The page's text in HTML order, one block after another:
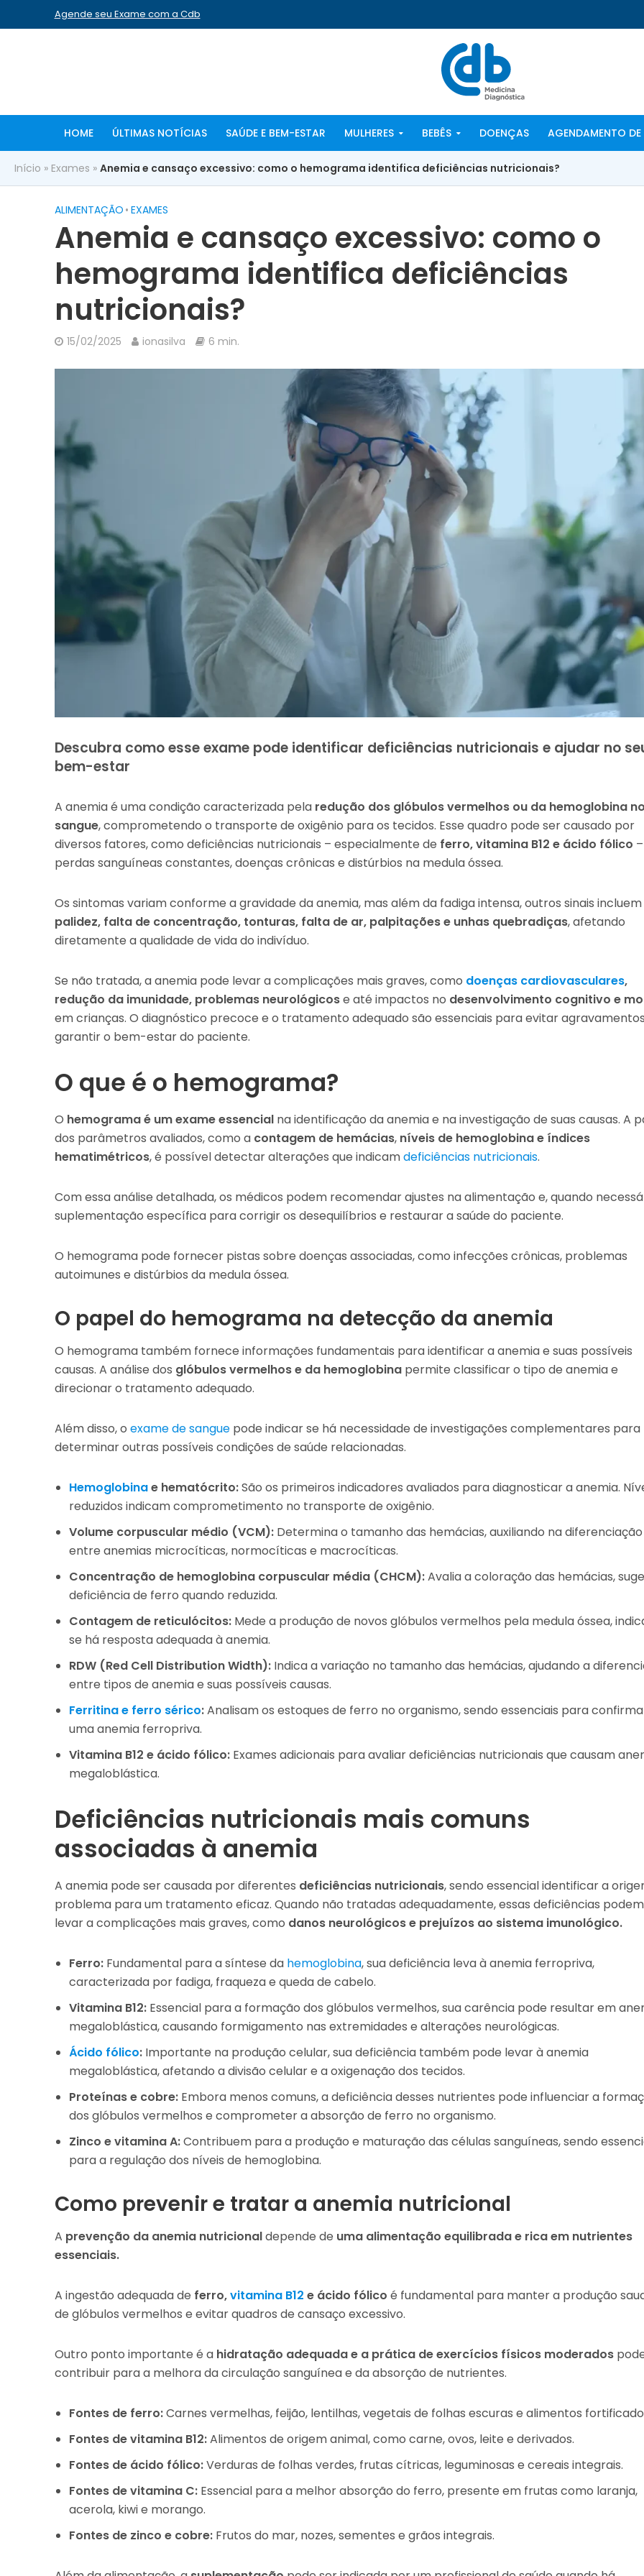
Agende seu Exame com a Cdb
HOME ÚLTIMAS NOTÍCIAS SAÚDE E BEM-ESTAR MULHERES BEBÊS DOENÇAS AGENDAMENTO DE
Início » Exames » Anemia e cansaço excessivo: como o hemograma identifica deficiências nutricionais?
ALIMENTAÇÃO • EXAMES
Anemia e cansaço excessivo: como o
hemograma identifica deficiências
nutricionais?
15/02/2025 ionasilva 6 min.
Descubra como esse exame pode identificar deficiências nutricionais e ajudar no
bem-estar
A anemia é uma condição caracterizada pela redução dos glóbulos vermelhos ou da hemoglobina
sangue, comprometendo o transporte de oxigênio para os tecidos. Esse quadro pode ser causado por
diversos fatores, como deficiências nutricionais – especialmente de ferro, vitamina B12 e ácido fólico –
perdas sanguíneas constantes, doenças crônicas e distúrbios na medula óssea.
Os sintomas variam conforme a gravidade da anemia, mas além da fadiga intensa, outros sinais incluem
palidez, falta de concentração, tonturas, falta de ar, palpitações e unhas quebradiças, afetando
diretamente a qualidade de vida do indivíduo.
Se não tratada, a anemia pode levar a complicações mais graves, como doenças cardiovasculares,
redução da imunidade, problemas neurológicose até impactos no desenvolvimento cognitivo e
em crianças. O diagnóstico precoce e o tratamento adequado são essenciais para evitar
garantir o bem-estar do paciente.
O que é o hemograma?
O hemograma é um exame essencialna identificação da anemia e na investigação de suas causas. A
dos parâmetros avaliados, como a contagem de hemácias, níveis de hemoglobina e índices
hematimétricos, é possível detectar alterações que indicamdeficiências nutricionais.
Com essa análise detalhada, os médicos podem recomendar ajustes na alimentação e, quando
suplementação específica para corrigir os desequilíbrios e restaurar a saúde do paciente.
O hemograma pode fornecer pistas sobre doenças associadas, como infecções crônicas, problemas
autoimunes e distúrbios da medula óssea.
O papel do hemograma na detecção da anemia
O hemograma também fornece informações fundamentais para identificar a anemia e suas possíveis
causas. A análise dos glóbulos vermelhos e da hemoglobinapermite classificar o tipo de anemia e
direcionar o tratamento adequado.
Além disso, o exame de sanguepode indicar se há necessidade de investigações complementares para
determinar outras possíveis condições de saúde relacionadas.
Hemoglobinae hematócrito:São os primeiros indicadores avaliados para diagnosticar a anemia.
reduzidos indicam comprometimento no transporte de oxigênio.
Volume corpuscular médio (VCM):Determina o tamanho das hemácias, auxiliando na diferenciação
entre anemias microcíticas, normocíticas e macrocíticas.
Concentração de hemoglobina corpuscular média (CHCM):Avalia a coloração das hemácias,
deficiência de ferro quando reduzida.
Contagem de reticulócitos:Mede a produção de novos glóbulos vermelhos pela medula óssea,
se há resposta adequada à anemia.
RDW (Red Cell Distribution Width):Indica a variação no tamanho das hemácias, ajudando a
entre tipos de anemia e suas possíveis causas.
Ferritina e ferro sérico:Analisam os estoques de ferro no organismo, sendo essenciais para
uma anemia ferropriva.
Vitamina B12 e ácido fólico:Exames adicionais para avaliar deficiências nutricionais que causam
megaloblástica.
Deficiências nutricionais mais comuns
associadas à anemia
A anemia pode ser causada por diferentes deficiências nutricionais, sendo essencial identificar a
problema para um tratamento eficaz. Quando não tratadas adequadamente, essas deficiências podem
levar a complicações mais graves, como danos neurológicos e prejuízos ao sistema imunológico.
Ferro:Fundamental para a síntese da hemoglobina, sua deficiência leva à anemia ferropriva,
caracterizada por fadiga, fraqueza e queda de cabelo.
Vitamina B12:Essencial para a formação dos glóbulos vermelhos, sua carência pode resultar em
megaloblástica, causando formigamento nas extremidades e alterações neurológicas.
Ácido fólico:Importante na produção celular, sua deficiência também pode levar à anemia
megaloblástica, afetando a divisão celular e a oxigenação dos tecidos.
Proteínas e cobre:Embora menos comuns, a deficiência desses nutrientes pode influenciar a
dos glóbulos vermelhos e comprometer a absorção de ferro no organismo.
Zinco e vitamina A:Contribuem para a produção e maturação das células sanguíneas, sendo
para a regulação dos níveis de hemoglobina.
Como prevenir e tratar a anemia nutricional
A prevenção da anemia nutricionaldepende de uma alimentação equilibrada e rica em nutrientes
essenciais.
A ingestão adequada de ferro,vitamina B12 e ácido fólico é fundamental para manter a produção
de glóbulos vermelhos e evitar quadros de cansaço excessivo.
Outro ponto importante é a hidratação adequada e a prática de exercícios físicos moderados
contribuir para a melhora da circulação sanguínea e da absorção de nutrientes.
Fontes de ferro:Carnes vermelhas, feijão, lentilhas, vegetais de folhas escuras e alimentos
Fontes de vitamina B12:Alimentos de origem animal, como carne, ovos, leite e derivados.
Fontes de ácido fólico:Verduras de folhas verdes, frutas cítricas, leguminosas e cereais integrais.
Fontes de vitamina C:Essencial para a melhor absorção do ferro, presente em frutas como laranja,
acerola, kiwi e morango.
Fontes de zinco e cobre:Frutos do mar, nozes, sementes e grãos integrais.